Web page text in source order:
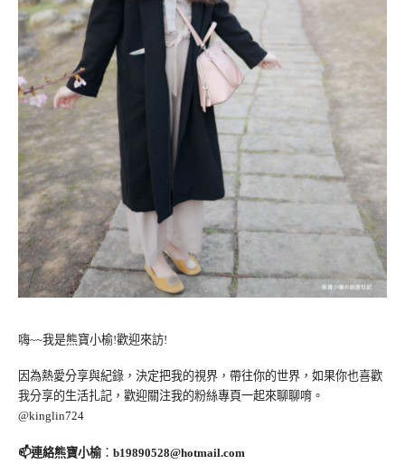
嗨~~我是熊寶小榆!歡迎來訪!
因為熱愛分享與紀錄，決定把我的視界，帶往你的世界，如果你也喜歡
我分享的生活扎記，歡迎關注我的粉絲專頁一起來聊聊唷。
@kinglin724
📫連絡熊寶小榆： b19890528@hotmail.com